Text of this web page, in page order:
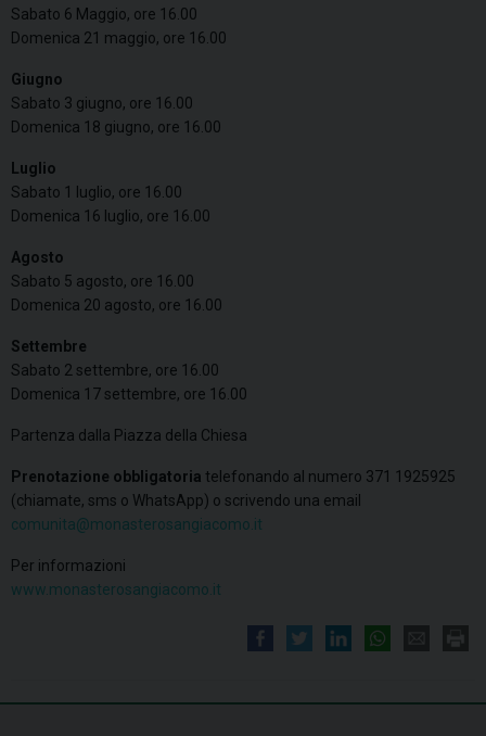
Sabato 6 Maggio, ore 16.00
Domenica 21 maggio, ore 16.00
Giugno
Sabato 3 giugno, ore 16.00
Domenica 18 giugno, ore 16.00
Luglio
Sabato 1 luglio, ore 16.00
Domenica 16 luglio, ore 16.00
Agosto
Sabato 5 agosto, ore 16.00
Domenica 20 agosto, ore 16.00
Settembre
Sabato 2 settembre, ore 16.00
Domenica 17 settembre, ore 16.00
Partenza dalla Piazza della Chiesa
Prenotazione obbligatoria telefonando al numero 371 1925925
(chiamate, sms o WhatsApp) o scrivendo una email
comunita@monasterosangiacomo.it
Per informazioni
www.monasterosangiacomo.it